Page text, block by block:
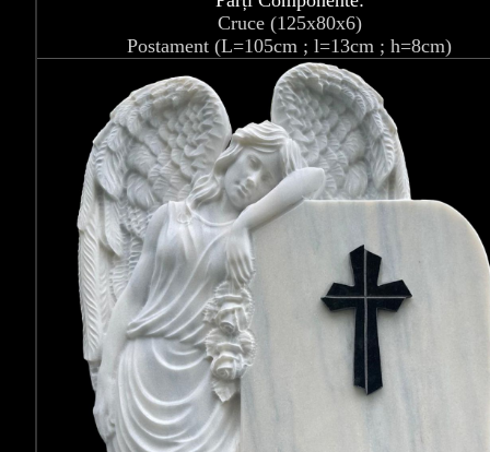
Cruce (125x80x6)
Postament (L=105cm ; l=13cm ; h=8cm)